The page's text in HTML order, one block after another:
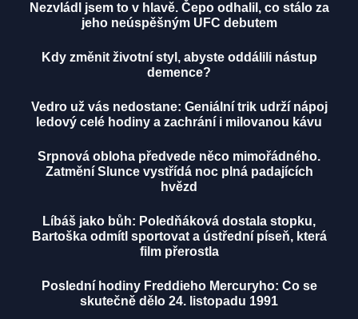
Nezvládl jsem to v hlavě. Čepo odhalil, co stálo za
jeho neúspěšným UFC debutem
Kdy změnit životní styl, abyste oddálili nástup
demence?
Vedro už vás nedostane: Geniální trik udrží nápoj
ledový celé hodiny a zachrání i milovanou kávu
Srpnová obloha předvede něco mimořádného.
Zatmění Slunce vystřídá noc plná padajících
hvězd
Líbáš jako bůh: Poledňáková dostala stopku,
Bartoška odmítl sportovat a ústřední píseň, která
film přerostla
Poslední hodiny Freddieho Mercuryho: Co se
skutečně dělo 24. listopadu 1991